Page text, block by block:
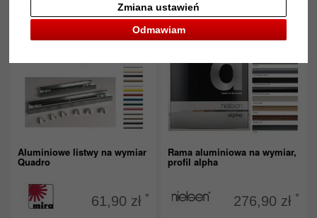
Odmawiam
Zmiana ustawień
Aluminiowe listwy na wymiar
Quadro
61,90 zł *
Rama aluminiowa na wymiar,
profil alpha
276,90 zł *